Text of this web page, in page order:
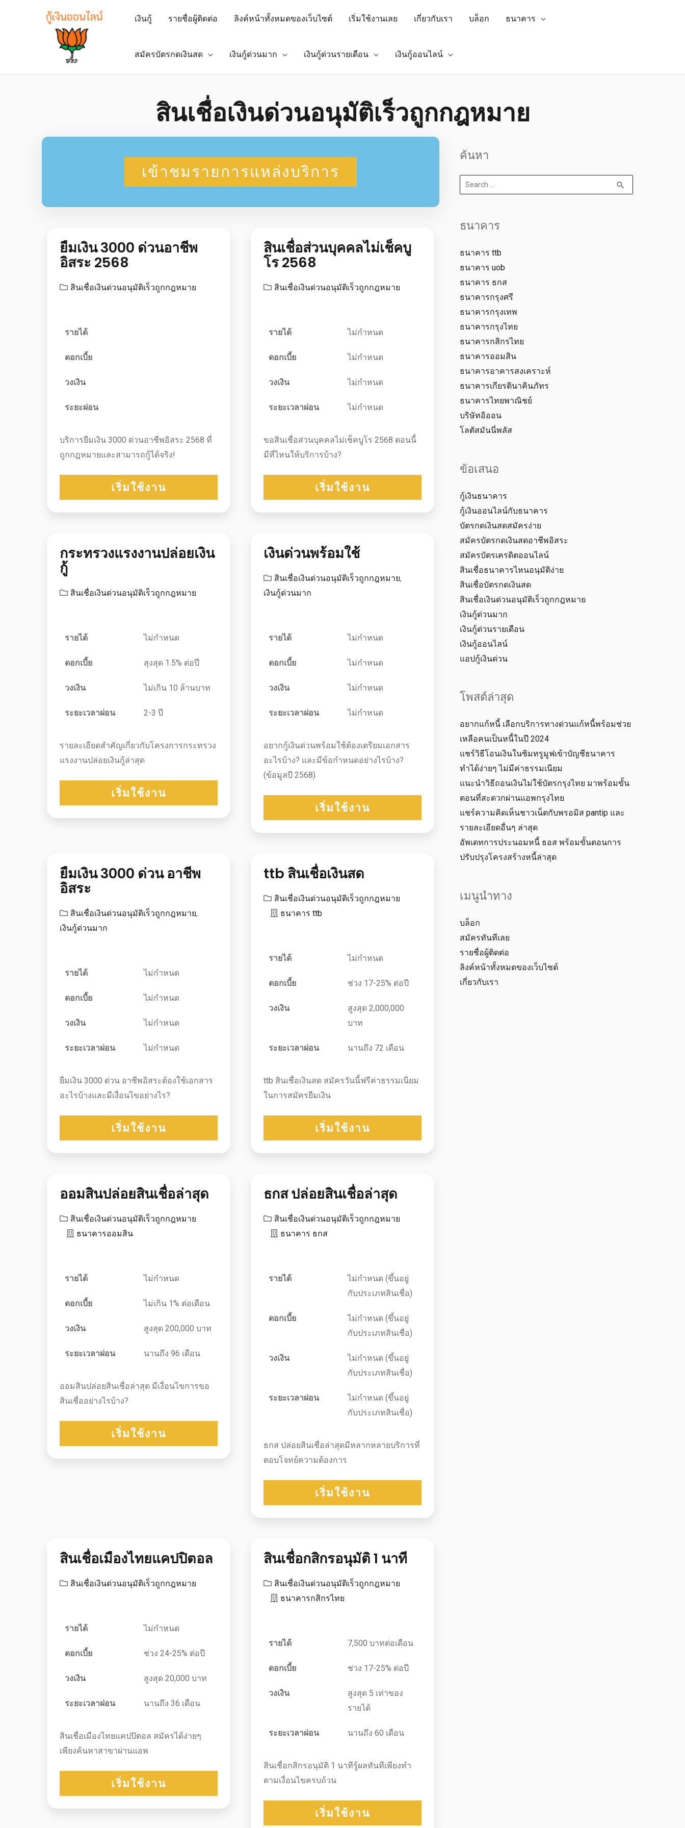
เงินกู้ รายชื่อผู้ติดต่อ ลิงค์หน้าทั้งหมดของเว็บไซต์ เริ่มใช้งานเลย เกี่ยวกับเรา บล็อก ธนาคาร
สมัครบัตรกดเงินสด เงินกู้ด่วนมาก เงินกู้ด่วนรายเดือน เงินกู้ออนไลน์
สินเชื่อเงินด่วนอนุมัติเร็วถูกกฎหมาย
เข้าชมรายการแหล่งบริการ
ยืมเงิน 3000 ด่วนอาชีพ
อิสระ 2568
สินเชื่อเงินด่วนอนุมัติเร็วถูกกฎหมาย
รายได้
ดอกเบี้ย
วงเงิน
ระยะผ่อน
บริการยืมเงิน 3000 ด่วนอาชีพอิสระ 2568 ที่
ถูกกฎหมายและสามารถกู้ได้จริง!
เริ่มใช้งาน
สินเชื่อส่วนบุคคลไม่เช็คบู
โร 2568
สินเชื่อเงินด่วนอนุมัติเร็วถูกกฎหมาย
รายได้ ไม่กำหนด
ดอกเบี้ย ไม่กำหนด
วงเงิน ไม่กำหนด
ระยะเวลาผ่อน ไม่กำหนด
ขอสินเชื่อส่วนบุคคลไม่เช็คบูโร 2568 ตอนนี้
มีที่ไหนให้บริการบ้าง?
เริ่มใช้งาน
กระทรวงแรงงานปล่อยเงิน
กู้
สินเชื่อเงินด่วนอนุมัติเร็วถูกกฎหมาย
รายได้ ไม่กำหนด
ดอกเบี้ย สุงสุด 1.5% ต่อปี
วงเงิน ไม่เกิน 10 ล้านบาท
ระยะเวลาผ่อน 2-3 ปี
รายละเอียดสำคัญเกี่ยวกับโครงการกระทรวง
แรงงานปล่อยเงินกู้ล่าสุด
เริ่มใช้งาน
เงินด่วนพร้อมใช้
สินเชื่อเงินด่วนอนุมัติเร็วถูกกฎหมาย,
เงินกู้ด่วนมาก
รายได้ ไม่กำหนด
ดอกเบี้ย ไม่กำหนด
วงเงิน ไม่กำหนด
ระยะเวลาผ่อน ไม่กำหนด
อยากกู้เงินด่วนพร้อมใช้ต้องเตรียมเอกสาร
อะไรบ้าง? และมีข้อกำหนดอย่างไรบ้าง?
(ข้อมูลปี 2568)
เริ่มใช้งาน
ยืมเงิน 3000 ด่วน อาชีพ
อิสระ
สินเชื่อเงินด่วนอนุมัติเร็วถูกกฎหมาย,
เงินกู้ด่วนมาก
รายได้ ไม่กำหนด
ดอกเบี้ย ไม่กำหนด
วงเงิน ไม่กำหนด
ระยะเวลาผ่อน ไม่กำหนด
ยืมเงิน 3000 ด่วน อาชีพอิสระต้องใช้เอกสาร
อะไรบ้างและมีเงื่อนไขอย่างไร?
เริ่มใช้งาน
ttb สินเชื่อเงินสด
สินเชื่อเงินด่วนอนุมัติเร็วถูกกฎหมาย
ธนาคาร ttb
รายได้ ไม่กำหนด
ดอกเบี้ย ช่วง 17-25% ต่อปี
วงเงิน
สูงสุด 2,000,000
บาท
ระยะเวลาผ่อน นานถึง 72 เดือน
ttb สินเชื่อเงินสด สมัครวันนี้ฟรีค่าธรรมเนียม
ในการสมัครยืมเงิน
เริ่มใช้งาน
ออมสินปล่อยสินเชื่อล่าสุด
สินเชื่อเงินด่วนอนุมัติเร็วถูกกฎหมาย
ธนาคารออมสิน
รายได้ ไม่กำหนด
ดอกเบี้ย ไม่เกิน 1% ต่อเดือน
วงเงิน สูงสุด 200,000 บาท
ระยะเวลาผ่อน นานถึง 96 เดือน
ออมสินปล่อยสินเชื่อล่าสุด มีเงื่อนไขการขอ
สินเชื่ออย่างไรบ้าง?
เริ่มใช้งาน
ธกส ปล่อยสินเชื่อล่าสุด
สินเชื่อเงินด่วนอนุมัติเร็วถูกกฎหมาย
ธนาคาร ธกส
รายได้
ไม่กำหนด (ขึ้นอยู่
กับประเภทสินเชื่อ)
ดอกเบี้ย
ไม่กำหนด (ขึ้นอยู่
กับประเภทสินเชื่อ)
วงเงิน
ไม่กำหนด (ขึ้นอยู่
กับประเภทสินเชื่อ)
ระยะเวลาผ่อน
ไม่กำหนด (ขึ้นอยู่
กับประเภทสินเชื่อ)
ธกส ปล่อยสินเชื่อล่าสุดมีหลากหลายบริการที่
ตอบโจทย์ความต้องการ
เริ่มใช้งาน
สินเชื่อเมืองไทยแคปปิตอล
สินเชื่อเงินด่วนอนุมัติเร็วถูกกฎหมาย
รายได้ ไม่กำหนด
ดอกเบี้ย ช่วง 24-25% ต่อปี
วงเงิน สูงสุด 20,000 บาท
ระยะเวลาผ่อน นานถึง 36 เดือน
สินเชื่อเมืองไทยแคปปิตอล สมัครได้ง่ายๆ
เพียงค้นหาสาขาผ่านแอพ
เริ่มใช้งาน
สินเชื่อกสิกรอนุมัติ 1 นาที
สินเชื่อเงินด่วนอนุมัติเร็วถูกกฎหมาย
ธนาคารกสิกรไทย
รายได้ 7,500 บาทต่อเดือน
ดอกเบี้ย ช่วง 17-25% ต่อปี
วงเงิน
สูงสุด 5 เท่าของ
รายได้
ระยะเวลาผ่อน นานถึง 60 เดือน
สินเชื่อกสิกรอนุมัติ 1 นาทีรู้ผลทันทีเพียงทำ
ตามเงื่อนไขครบถ้วน
เริ่มใช้งาน
ค้นหา
ธนาคาร
ธนาคาร ttb
ธนาคาร uob
ธนาคาร ธกส
ธนาคารกรุงศรี
ธนาคารกรุงเทพ
ธนาคารกรุงไทย
ธนาคารกสิกรไทย
ธนาคารออมสิน
ธนาคารอาคารสงเคราะห์
ธนาคารเกียรตินาคินภัทร
ธนาคารไทยพาณิชย์
บริษัทอิออน
โลตัสมันนี่พลัส
ข้อเสนอ
กู้เงินธนาคาร
กู้เงินออนไลน์กับธนาคาร
บัตรกดเงินสดสมัครง่าย
สมัครบัตรกดเงินสดอาชีพอิสระ
สมัครบัตรเครดิตออนไลน์
สินเชื่อธนาคารไหนอนุมัติง่าย
สินเชื่อบัตรกดเงินสด
สินเชื่อเงินด่วนอนุมัติเร็วถูกกฎหมาย
เงินกู้ด่วนมาก
เงินกู้ด่วนรายเดือน
เงินกู้ออนไลน์
แอปกู้เงินด่วน
โพสต์ล่าสุด
อยากแก้หนี้ เลือกบริการทางด่วนแก้หนี้พร้อมช่วย
เหลือคนเป็นหนี้ในปี 2024
แชร์วิธีโอนเงินในซิมทรูมูฟเข้าบัญชีธนาคาร
ทำได้ง่ายๆ ไม่มีค่าธรรมเนียม
แนะนำวิธีถอนเงินไม่ใช้บัตรกรุงไทย มาพร้อมขั้น
ตอนที่สะดวกผ่านแอพกรุงไทย
แชร์ความคิดเห็นชาวเน็ตกับพรอมิส pantip และ
รายละเอียดอื่นๆ ล่าสุด
อัพเดทการประนอมหนี้ ธอส พร้อมขั้นตอนการ
ปรับปรุงโครงสร้างหนี้ล่าสุด
เมนูนำทาง
บล็อก
สมัครทันทีเลย
รายชื่อผู้ติดต่อ
ลิงค์หน้าทั้งหมดของเว็บไซต์
เกี่ยวกับเรา